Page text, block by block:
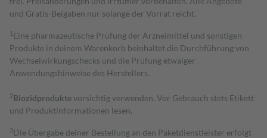
und Gratis-Beigaben nur solange der Vorrat reicht.
1 Eine pharmazeutische Prüfung der Arzneimittel und sonstigen
Produkte in deinem Warenkorb beinhaltet die Durchführung von
Wechselwirkungschecks und die Prüfung etwaiger
Anwendungshinweise des Herstellers.
2Biozidproduktevorsichtig verwenden. Vor Gebrauch stets Etikett
und Produktinformationen lesen.
3Die Übergabe deiner Bestellung an den Paketdienstleister erfolgt